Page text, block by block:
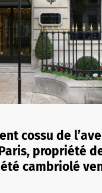
cossu de
propriété
cambriolé